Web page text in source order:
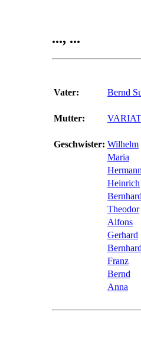
..., ...
Vater: Bernd
Mutter:
Geschwister: Wilhelm
Maria
Hermann
Heinrich
Bernhard
Theodor
Alfons
Gerhard
Franz
Bernd
Anna